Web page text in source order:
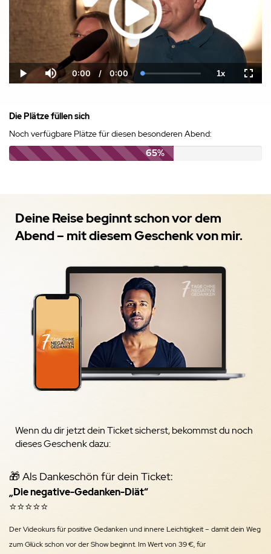
Play Mute
Current
Time
0:00 / Duration
0:00 Loaded:
0.00%
1xPlayback
Rate
Die Plätze füllen sich
Noch verfügbare Plätze für diesen besonderen Abend:
65%
Deine Reise beginnt schon vor dem
Abend – mit diesem Geschenk von mir.
Wenn du dir jetzt dein Ticket sicherst, bekommst du noch
dieses Geschenk dazu:
🎁 Als Dankeschön für dein Ticket:
„Die negative-Gedanken-Diät“
⭐️⭐️⭐️⭐️⭐️
Der Videokurs für positive Gedanken und innere Leichtigkeit – damit dein Weg
zum Glück schon vor der Show beginnt. Im Wert von 39 €, für